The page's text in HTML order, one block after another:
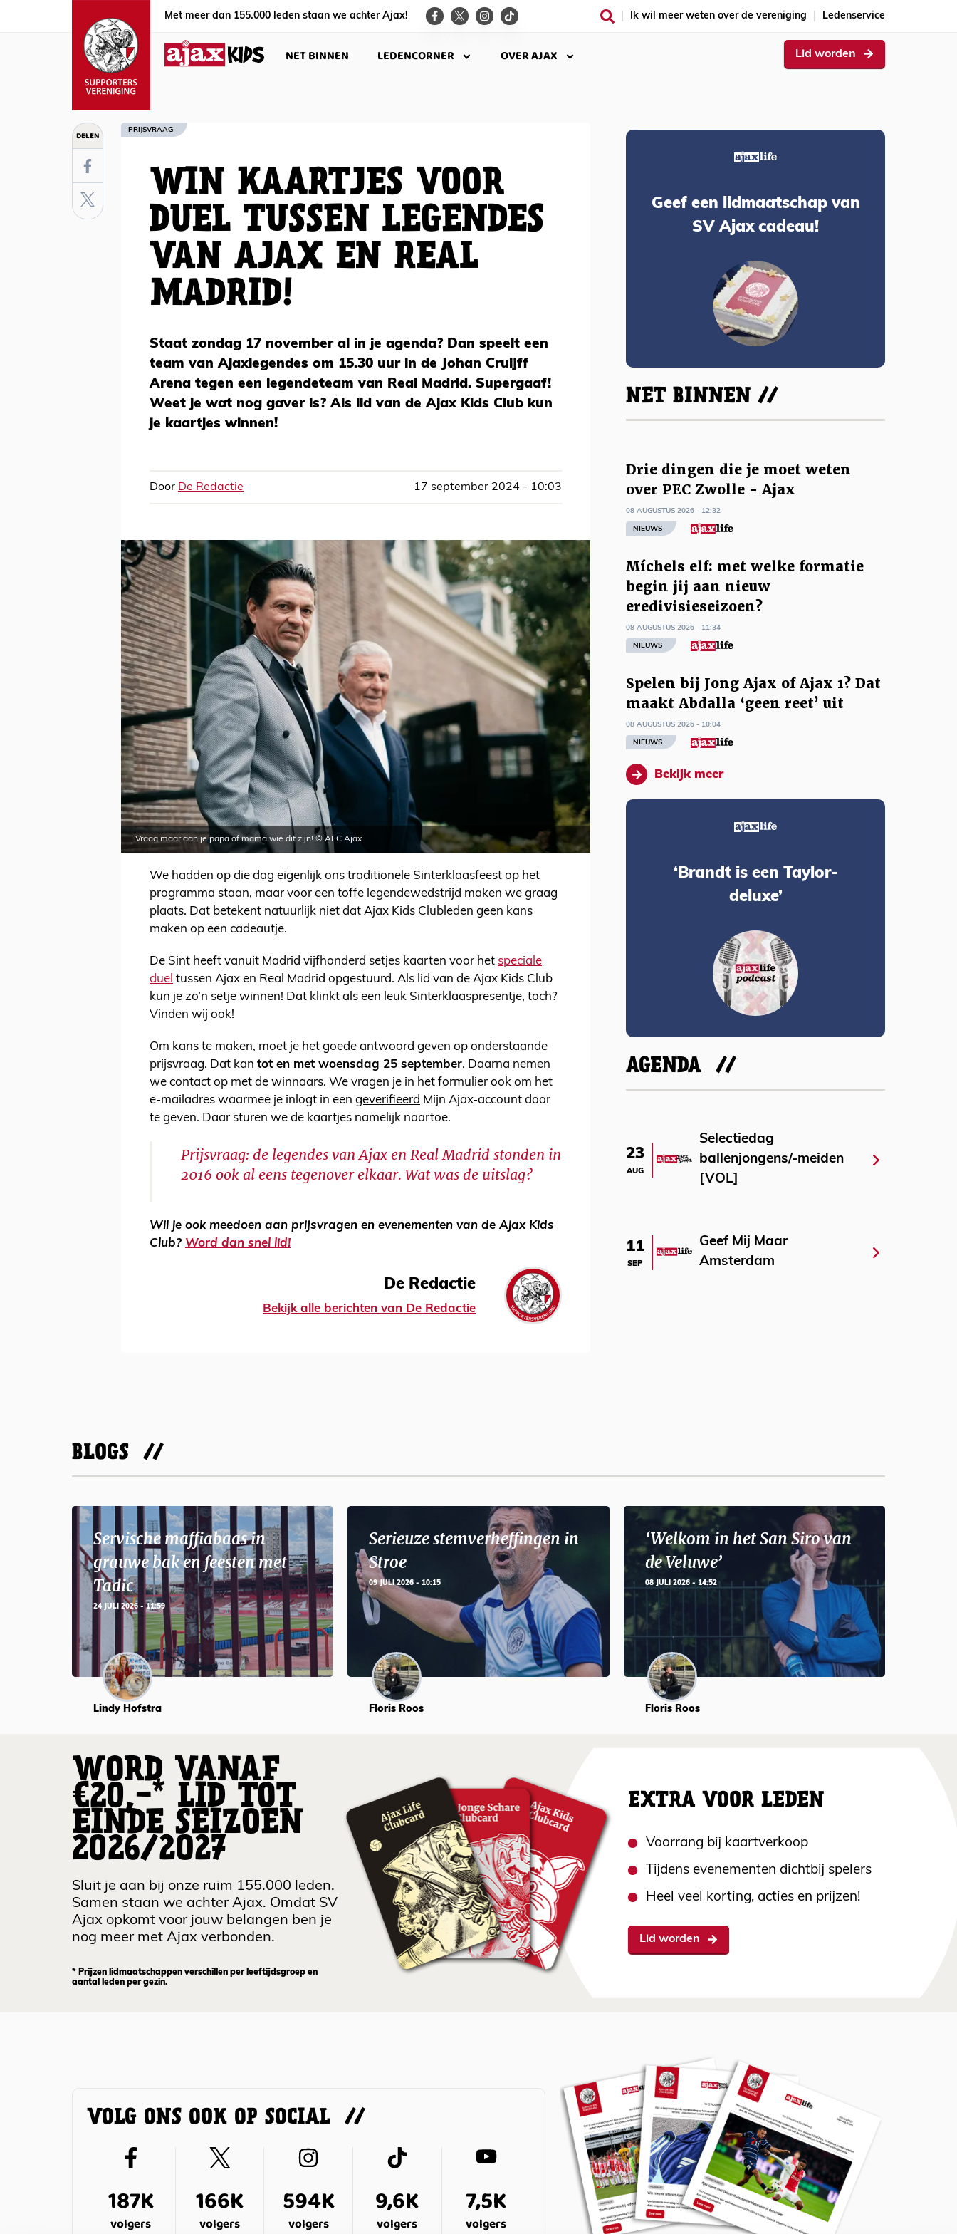
Met meer dan 155.000 leden staan we achter Ajax! Ik wil meer weten over de vereniging Ledenservice
NET BINNEN LEDENCORNER OVER AJAX Lid worden
DELEN PRIJSVRAAG
WIN KAARTJES VOOR
DUEL TUSSEN LEGENDES
VAN AJAX EN REAL
MADRID!
Staat zondag 17 november al in je agenda? Dan speelt een
team van Ajaxlegendes om 15.30 uur in de Johan Cruijff
Arena tegen een legendeteam van Real Madrid. Supergaaf!
Weet je wat nog gaver is? Als lid van de Ajax Kids Club kun
je kaartjes winnen!
Door De Redactie 17 september 2024 - 10:03
Vraag maar aan je papa of mama wie dit zijn! © AFC Ajax
We hadden op die dag eigenlijk ons traditionele Sinterklaasfeest op het
programma staan, maar voor een toffe legendewedstrijd maken we graag
plaats. Dat betekent natuurlijk niet dat Ajax Kids Clubleden geen kans
maken op een cadeautje.
De Sint heeft vanuit Madrid vijfhonderd setjes kaarten voor het speciale
duel tussen Ajax en Real Madrid opgestuurd. Als lid van de Ajax Kids Club
kun je zo’n setje winnen! Dat klinkt als een leuk Sinterklaaspresentje, toch?
Vinden wij ook!
Om kans te maken, moet je het goede antwoord geven op onderstaande
prijsvraag. Dat kan tot en met woensdag 25 september. Daarna nemen
we contact op met de winnaars. We vragen je in het formulier ook om het
e-mailadres waarmee je inlogt in een geverifieerd Mijn Ajax-account door
te geven. Daar sturen we de kaartjes namelijk naartoe.
Prijsvraag: de legendes van Ajax en Real Madrid stonden in
2016 ook al eens tegenover elkaar. Wat was de uitslag?
Wil je ook meedoen aan prijsvragen en evenementen van de Ajax Kids
Club? Word dan snel lid!
De Redactie
Bekijk alle berichten van De Redactie
Geef een lidmaatschap van
SV Ajax cadeau!
NET BINNEN //
Drie dingen die je moet weten
over PEC Zwolle - Ajax
08 AUGUSTUS 2026 - 12:32
NIEUWS
Míchels elf: met welke formatie
begin jij aan nieuw
eredivisieseizoen?
08 AUGUSTUS 2026 - 11:34
NIEUWS
Spelen bij Jong Ajax of Ajax 1? Dat
maakt Abdalla ‘geen reet’ uit
08 AUGUSTUS 2026 - 10:04
NIEUWS
Bekijk meer
‘Brandt is een Taylor-
deluxe’
AGENDA
23
AUG
Selectiedag
ballenjongens/-meiden
[VOL]
11
SEP
Geef Mij Maar
Amsterdam
BLOGS
Servische maffiabaas in
grauwe bak en feesten met
Tadic
24 JULI 2026 - 11:59
Lindy Hofstra
Serieuze stemverheffingen in
Stroe
09 JULI 2026 - 10:15
Floris Roos
‘Welkom in het San Siro van
de Veluwe’
08 JULI 2026 - 14:52
Floris Roos
WORD VANAF
€20,-* LID TOT
EINDE SEIZOEN
2026/2027
Sluit je aan bij onze ruim 155.000 leden.
Samen staan we achter Ajax. Omdat SV
Ajax opkomt voor jouw belangen ben je
nog meer met Ajax verbonden.
* Prijzen lidmaatschappen verschillen per leeftijdsgroep en
aantal leden per gezin.
EXTRA VOOR LEDEN
Voorrang bij kaartverkoop
Tijdens evenementen dichtbij spelers
Heel veel korting, acties en prijzen!
Lid worden
VOLG ONS OOK OP SOCIAL
187K
volgers
166K
volgers
594K
volgers
9,6K
volgers
7,5K
volgers